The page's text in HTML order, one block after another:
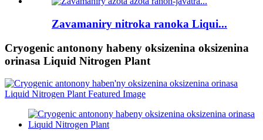
Zavamaniry nitroka ranoka Liqui...
Cryogenic antonony habeny oksizenina oksizenina
orinasa Liquid Nitrogen Plant